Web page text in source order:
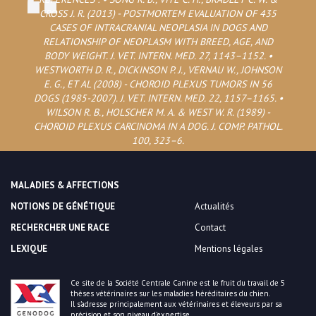
CROSS J. R. (2013) - POSTMORTEM EVALUATION OF 435
CASES OF INTRACRANIAL NEOPLASIA IN DOGS AND
RELATIONSHIP OF NEOPLASM WITH BREED, AGE, AND
BODY WEIGHT. J. VET. INTERN. MED. 27, 1143–1152. •
WESTWORTH D. R., DICKINSON P. J., VERNAU W., JOHNSON
E. G., ET AL (2008) - CHOROID PLEXUS TUMORS IN 56
DOGS (1985-2007). J. VET. INTERN. MED. 22, 1157–1165. •
WILSON R. B., HOLSCHER M. A. & WEST W. R. (1989) -
CHOROID PLEXUS CARCINOMA IN A DOG. J. COMP. PATHOL.
100, 323–6.
MALADIES & AFFECTIONS
NOTIONS DE GÉNÉTIQUE
RECHERCHER UNE RACE
LEXIQUE
Actualités
Contact
Mentions légales
Ce site de la Société Centrale Canine est le fruit du travail de 5
thèses vétérinaires sur les maladies héréditaires du chien.
Il s’adresse principalement aux vétérinaires et éleveurs par sa